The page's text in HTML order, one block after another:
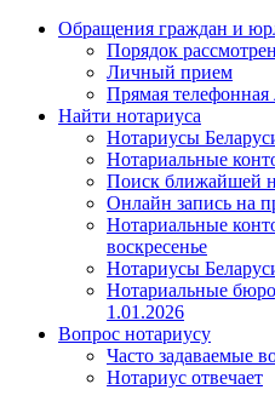
Обращения граждан и
Порядок
Личный прием
Прямая телефонная
Найти нотариуса
Нотариусы
Нотариальные
Поиск ближайшей
Онлайн запись на
Нотариальные
воскресенье
Нотариусы
Нотариальные
1.01.2026
Вопрос нотариусу
Часто задаваемые
Нотариус отвечает